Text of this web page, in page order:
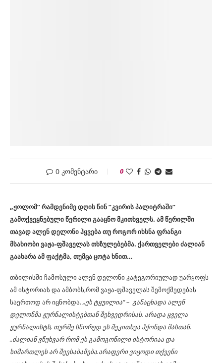
0 კომენტარი 0
„ჟოლომ” რამდენიმე დღის წინ ”კვირის პალიტრაში”
გამოქვეყნებული წერილი გააცნო მკითხველს. ამ წერილში
თავად ალენ დელონი ჰყვება თუ როგორ იხსნაფრანგი
მსახიობივაჟა-ფშაველას თხზულებებმა. ქართველები ძალიან
გაახარა ამ ფაქტმა, თუმცა ცოტა ხნით…
თბილისში ჩამოსული ალენ დელონი კატეგორიულად უარყოფს
ამ ისტორიას და ამბობს,რომ ვაჟა-ფშაველას შემოქმედებას
საერთოდ არ იცნობდა.„ეს ტყუილია“ – განაცხადა ალენ
დელონმა ჟურნალისტებთან შეხვედრისას. არადა ყველა
ჟურნალისტს, თურმე სწორედ ეს შეკითხვა ჰქონდა მასთან.
„ძალიან ვწუხვარ რომ ეს გამოგონილი ისტორიაა და
სიმართლეს არ შეესაბამება.არაფერი ვიცოდი თქვენი